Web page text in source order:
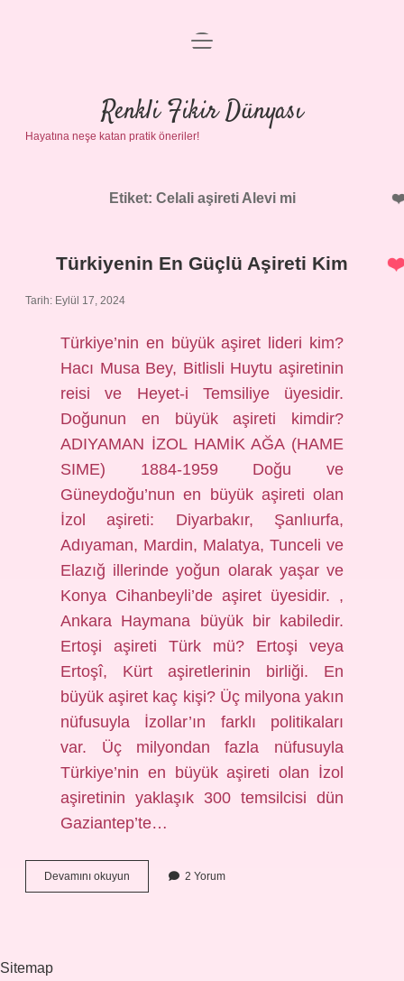
Anasayfa
Gizlilik Politikası
Yasal Uyarı
menüyü
Renkli Fikir Dünyası
Hayatına neşe katan pratik öneriler!
Etiket: Celali aşireti Alevi mi
Türkiyenin En Güçlü Aşireti Kim
Tarih: Eylül 17, 2024
Türkiye’nin en büyük aşiret lideri kim?
Hacı Musa Bey, Bitlisli Huytu aşiretinin
reisi ve Heyet-i Temsiliye üyesidir.
Doğunun en büyük aşireti kimdir?
ADIYAMAN İZOL HAMİK AĞA (HAME
SIME) 1884-1959 Doğu ve
Güneydoğu’nun en büyük aşireti olan
İzol aşireti: Diyarbakır, Şanlıurfa,
Adıyaman, Mardin, Malatya, Tunceli ve
Elazığ illerinde yoğun olarak yaşar ve
Konya Cihanbeyli’de aşiret üyesidir. ,
Ankara Haymana büyük bir kabiledir.
Ertoşi aşireti Türk mü? Ertoşi veya
Ertoşî, Kürt aşiretlerinin birliği. En
büyük aşiret kaç kişi? Üç milyona yakın
nüfusuyla İzollar’ın farklı politikaları
var. Üç milyondan fazla nüfusuyla
Türkiye’nin en büyük aşireti olan İzol
aşiretinin yaklaşık 300 temsilcisi dün
Gaziantep’te…
Devamını okuyun Türkiyenin
En
2 Yorum
Sitemap